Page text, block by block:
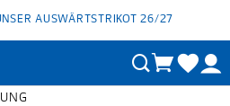
AUSWÄRTSTRIKOT 26/27